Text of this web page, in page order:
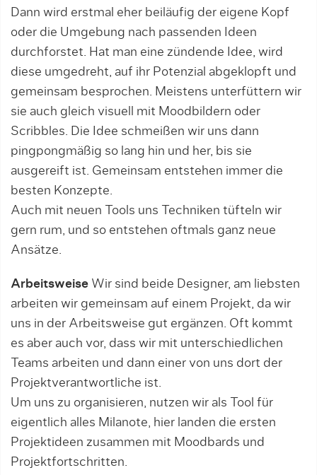
Dann wird erstmal eher beiläufig der eigene Kopf
oder die Umgebung nach passenden Ideen
durchforstet. Hat man eine zündende Idee, wird
diese umgedreht, auf ihr Potenzial abgeklopft und
gemeinsam besprochen. Meistens unterfüttern wir
sie auch gleich visuell mit Moodbildern oder
Scribbles. Die Idee schmeißen wir uns dann
pingpongmäßig so lang hin und her, bis sie
ausgereift ist. Gemeinsam entstehen immer die
besten Konzepte.
Auch mit neuen Tools uns Techniken tüfteln wir
gern rum, und so entstehen oftmals ganz neue
Ansätze.
Arbeitsweise Wir sind beide Designer, am liebsten
arbeiten wir gemeinsam auf einem Projekt, da wir
uns in der Arbeitsweise gut ergänzen. Oft kommt
es aber auch vor, dass wir mit unterschiedlichen
Teams arbeiten und dann einer von uns dort der
Projektverantwortliche ist.
Um uns zu organisieren, nutzen wir als Tool für
eigentlich alles Milanote, hier landen die ersten
Projektideen zusammen mit Moodbards und
Projektfortschritten.